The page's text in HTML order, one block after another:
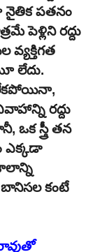
పతనం
పెళ్లిని రద్దు
వ్యక్తిగత
లేదు.
లేకపోయినా,
రద్దు
ఒక స్త్రీ తన
ఎక్కడా
బానిసల కంటే